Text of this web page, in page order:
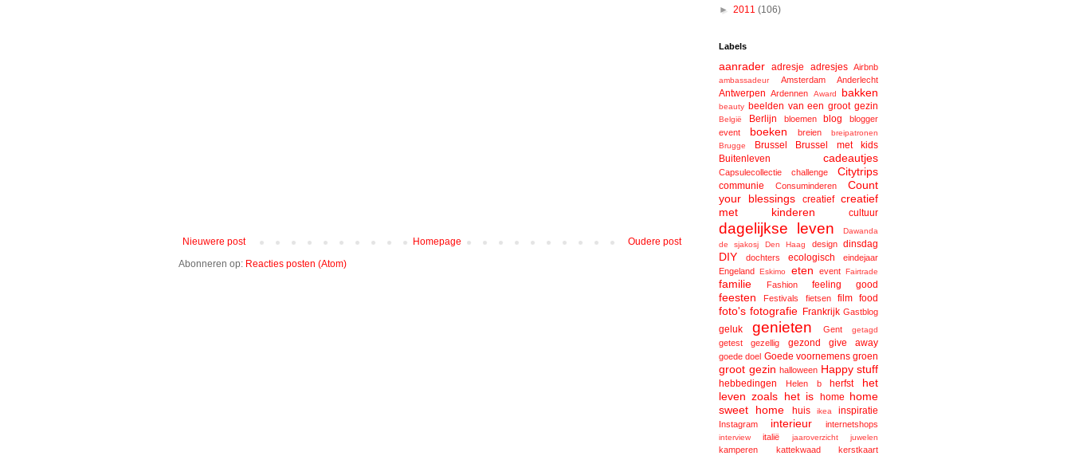
Nieuwere post Oudere post
Homepage
Abonneren op: Reacties posten (Atom)
► 2011 (106)
Labels
aanrader adresje adresjes Airbnb
ambassadeur Amsterdam Anderlecht
Antwerpen Ardennen Award bakken
beauty beelden van een groot gezin
België Berlijn bloemen blog
blogger
event
boeken breien
breipatronen
Brugge
Brussel
Brussel met kids
Buitenleven
cadeautjes
Capsulecollectie challenge Citytrips
communie Consuminderen
Count
your blessings
creatief creatief
met kinderen
cultuur
dagelijkse leven
Dawanda
de sjakosj
Den Haag design dinsdag
DIY dochters ecologisch
eindejaar
Engeland
Eskimo eten event Fairtrade
familie Fashion feeling good
feesten Festivals fietsen film food
foto's fotografie Frankrijk Gastblog
geluk genieten Gent getagd
getest gezellig gezond give away
goede doel Goede voornemens groen
groot gezin halloween Happy stuff
hebbedingen Helen b herfst
het
leven zoals het is
home home
sweet home
huis ikea inspiratie
Instagram interieur internetshops
interview italië jaaroverzicht juwelen
kamperen kattekwaad kerstkaart